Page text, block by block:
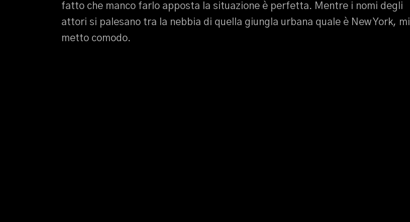
fatto che manco farlo apposta la situazione è perfetta. Mentre i nomi degli
attori si palesano tra la nebbia di quella giungla urbana quale è New York, mi
metto comodo.